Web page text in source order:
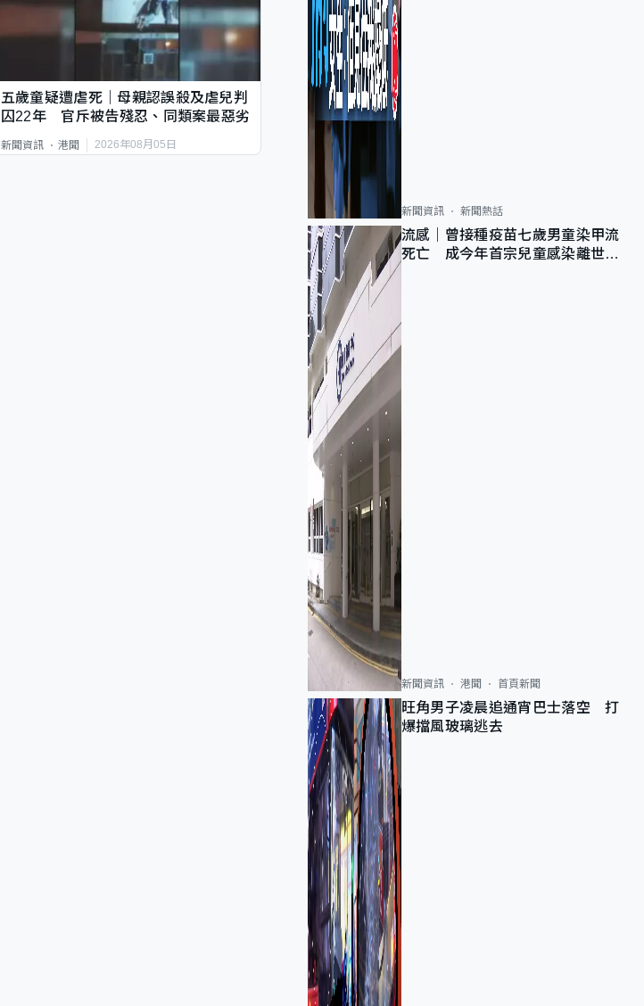
五歲童疑遭虐死｜母親認誤殺及虐兒判
囚22年 官斥被告殘忍、同類案最惡劣
新聞資訊 港聞 2026年08月05日
新聞資訊 新聞熱話
流感｜曾接種疫苗七歲男童染甲流
死亡 成今年首宗兒童感染離世個
新聞資訊 港聞 首頁新聞
旺角男子凌晨追通宵巴士落空 打
爆擋風玻璃逃去